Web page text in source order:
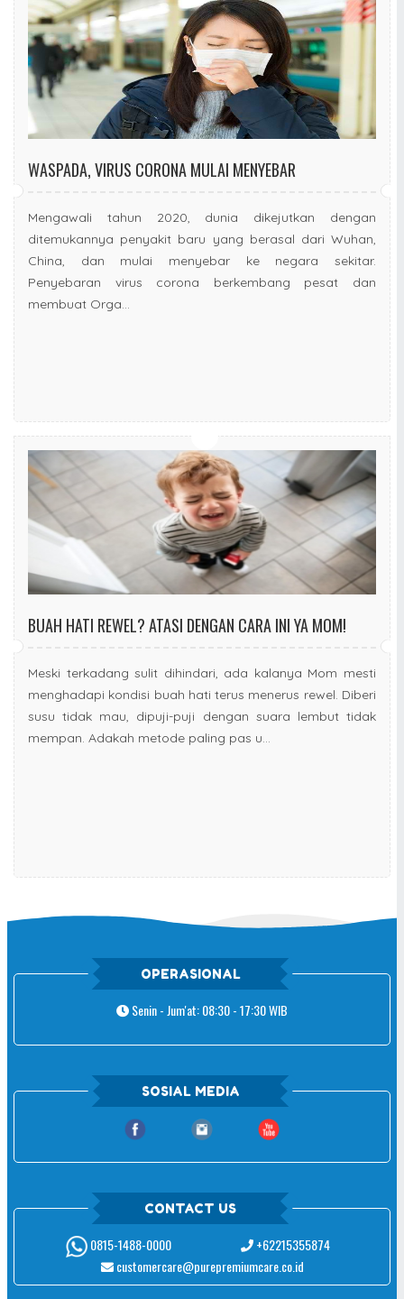
WASPADA, VIRUS CORONA MULAI MENYEBAR
Mengawali tahun 2020, dunia dikejutkan dengan
ditemukannya penyakit baru yang berasal dari Wuhan,
China, dan mulai menyebar ke negara sekitar.
Penyebaran virus corona berkembang pesat dan
membuat Orga...
BUAH HATI REWEL? ATASI DENGAN CARA INI YA MOM!
Meski terkadang sulit dihindari, ada kalanya Mom mesti
menghadapi kondisi buah hati terus menerus rewel. Diberi
susu tidak mau, dipuji-puji dengan suara lembut tidak
mempan. Adakah metode paling pas u...
OPERASIONAL
Senin - Jum'at: 08:30 - 17:30 WIB
SOSIAL MEDIA
CONTACT US
0815-1488-0000
+62215355874
customercare@purepremiumcare.co.id